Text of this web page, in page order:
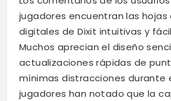
jugadores encuentran las
digitales de Dixit intuitivas y
Muchos aprecian el diseño
actualizaciones rápidas de
mínimas distracciones durante
jugadores han notado que la